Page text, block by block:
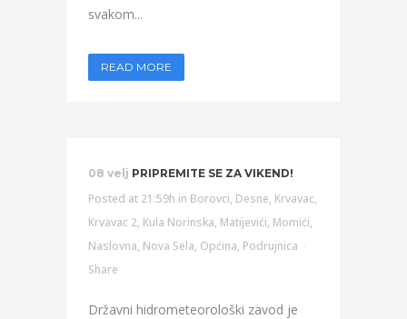
svakom...
READ MORE
08 velj PRIPREMITE SE ZA VIKEND!
Posted at 21:59h in Borovci, Desne, Krvavac,
Krvavac 2, Kula Norinska, Matijevići, Momići,
Naslovna, Nova Sela, Općina, Podrujnica
Share
Državni hidrometeorološki zavod je